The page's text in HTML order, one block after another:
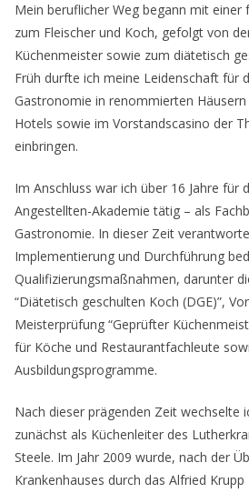
Mein beruflicher Weg begann mit einer
zum Fleischer und Koch, gefolgt von
Küchenmeister sowie zum diätetisch
Früh durfte ich meine Leidenschaft für
Gastronomie in renommierten
Hotels sowie im Vorstandscasino der
einbringen.
Im Anschluss war ich über 16 Jahre für
Angestellten-Akademie tätig – als
Gastronomie. In dieser Zeit
Implementierung und Durchführung
Qualifizierungsmaßnahmen, darunter
“Diätetisch geschulten Koch (DGE)”,
Meisterprüfung “Geprüfter
für Köche und Restaurantfachleute
Ausbildungsprogramme.
Nach dieser prägenden Zeit wechselte
zunächst als Küchenleiter des
Steele. Im Jahr 2009 wurde, nach der
Krankenhauses durch das Alfried Krupp